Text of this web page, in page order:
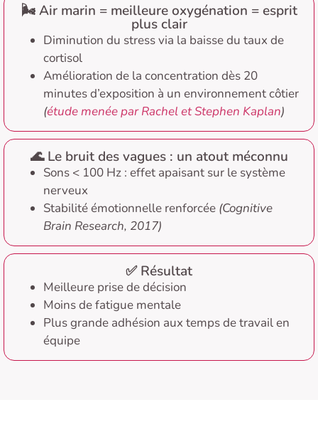
🌬️ Air marin = meilleure oxygénation = esprit
plus clair
Diminution du stress via la baisse du taux de
cortisol
Amélioration de la concentration dès 20
minutes d’exposition à un environnement côtier
(étude menée par Rachel et Stephen Kaplan)
🌊 Le bruit des vagues : un atout méconnu
Sons < 100 Hz : effet apaisant sur le système
nerveux
Stabilité émotionnelle renforcée (Cognitive
Brain Research, 2017)
✅ Résultat
Meilleure prise de décision
Moins de fatigue mentale
Plus grande adhésion aux temps de travail en
équipe